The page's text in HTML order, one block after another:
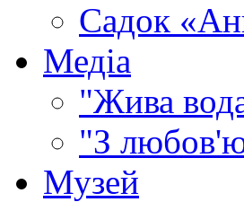
Садок
Медіа
"Жива
"З любов'ю
Музей